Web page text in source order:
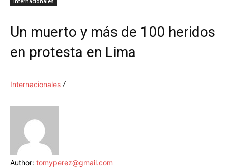
Un muerto y más de 100 heridos
en protesta en Lima
Internacionales
Author: tomyperez@gmail.com